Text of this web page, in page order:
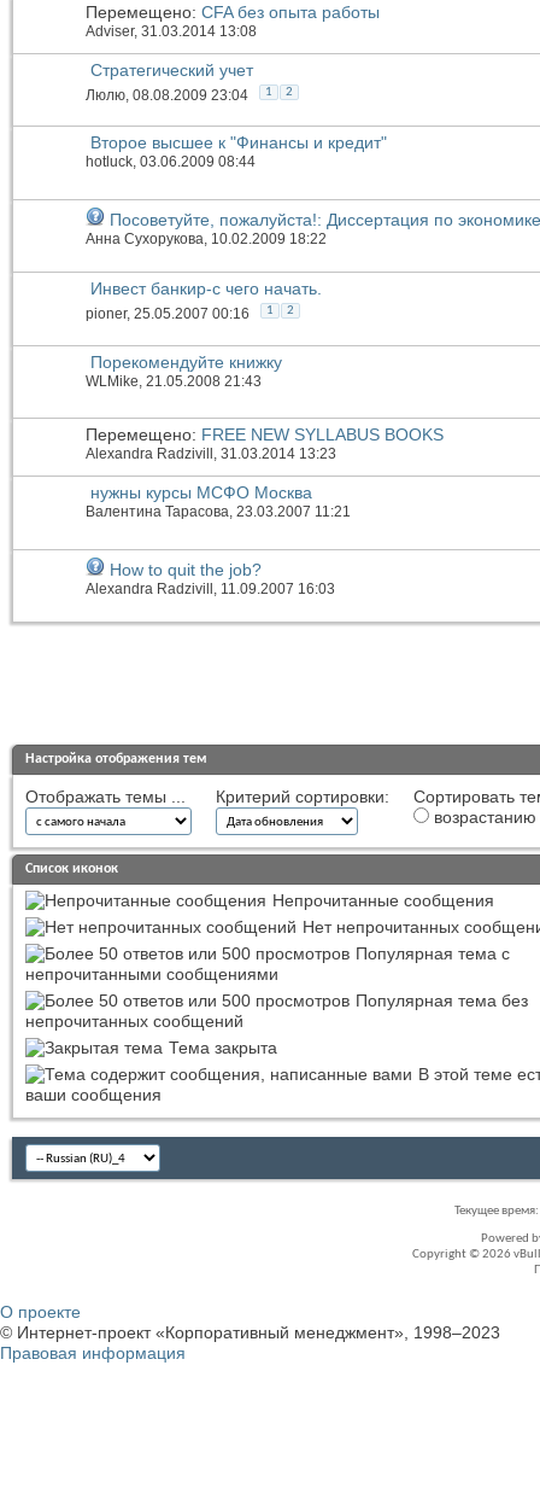
Перемещено: CFA без опыта работы
Adviser, 31.03.2014 13:08
Стратегический учет
Люлю, 08.08.2009 23:04 1 2
Второе высшее к "Финансы и кредит"
hotluck, 03.06.2009 08:44
Посоветуйте, пожалуйста!: Диссертация по экономике
Анна Сухорукова , 10.02.2009 18:22
Инвест банкир-с чего начать.
pioner, 25.05.2007 00:16 1 2
Порекомендуйте книжку
WLMike , 21.05.2008 21:43
Перемещено: FREE NEW SYLLABUS BOOKS
Alexandra Radzivill , 31.03.2014 13:23
нужны курсы МСФО Москва
Валентина Тарасова, 23.03.2007 11:21
How to quit the job?
Alexandra Radzivill , 11.09.2007 16:03
Настройка отображения тем
Отображать темы ... Критерий сортировки:
Сортировать
возрастанию
Список иконок
Непрочитанные сообщения
Нет непрочитанных
Популярная тема с
непрочитанными сообщениями
Популярная тема без
непрочитанных сообщений
Тема закрыта
В этой теме
ваши сообщения
Текущее время:
Powered
Copyright © 2026
О проекте
© Интернет-проект «Корпоративный менеджмент», 1998–2023
Правовая информация